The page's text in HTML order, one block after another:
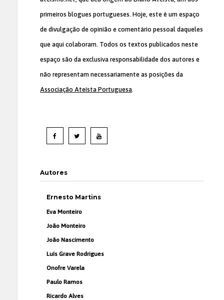
primeiros blogues portugueses. Hoje, este é um espaço
de divulgação de opinião e comentário pessoal daqueles
que aqui colaboram. Todos os textos publicados neste
espaço são da exclusiva responsabilidade dos autores e
não representam necessariamente as posições da
Associação Ateísta Portuguesa.
Autores
Ernesto Martins
Eva Monteiro
João Monteiro
João Nascimento
Luís Grave Rodrigues
Onofre Varela
Paulo Ramos
Ricardo Alves